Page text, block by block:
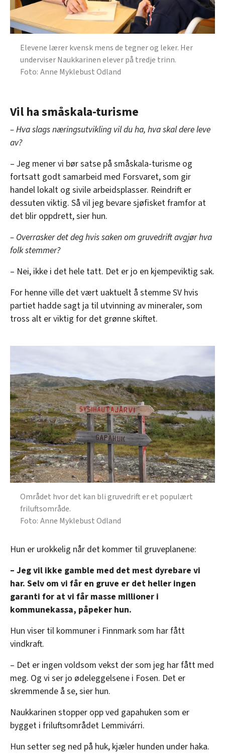
Elevene lærer kvensk mens de tegner og leker. Her
underviser Naukkarinen elever på tredje trinn.
Anne Myklebust Odland
Vil ha småskala-turisme
– Hva slags næringsutvikling vil du ha, hva skal dere leve
av?
– Jeg mener vi bør satse på småskala-turisme og
fortsatt godt samarbeid med Forsvaret, som gir
handel lokalt og sivile arbeidsplasser. Reindrift er
dessuten viktig. Så vil jeg bevare sjøfisket framfor at
det blir oppdrett, sier hun.
– Overrasker det deg hvis saken om gruvedrift avgjør hva
folk stemmer?
– Nei, ikke i det hele tatt. Det er jo en kjempeviktig sak.
For henne ville det vært uaktuelt å stemme SV hvis
partiet hadde sagt ja til utvinning av mineraler, som
tross alt er viktig for det grønne skiftet.
Området hvor det kan bli gruvedrift er et populært
friluftsområde.
Anne Myklebust Odland
Hun er urokkelig når det kommer til gruveplanene:
– Jeg vil ikke gamble med det mest dyrebare vi
har. Selv om vi får en gruve er det heller ingen
garanti for at vi får masse millioner i
kommunekassa, påpeker hun.
Hun viser til kommuner i Finnmark som har fått
vindkraft.
– Det er ingen voldsom vekst der som jeg har fått med
meg. Og vi ser jo ødeleggelsene i Fosen. Det er
skremmende å se, sier hun.
Naukkarinen stopper opp ved gapahuken som er
bygget i friluftsområdet Lemmivárri.
Hun setter seg ned på huk, kjæler hunden under haka.